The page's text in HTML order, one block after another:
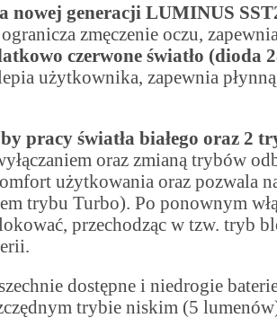
nowej generacji LUMINUS
ogranicza zmęczenie oczu,
czerwone światło (dioda
użytkownika, zapewnia
światła białego oraz 2
oraz zmianą trybów
użytkowania oraz pozwala
trybu Turbo). Po ponownym
przechodząc w tzw. tryb
dostępne i niedrogie
trybie niskim (5